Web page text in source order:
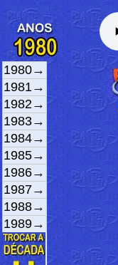
1980→
1981→
1982→
1983→
1984→
1985→
1986→
1987→
1988→
1989→